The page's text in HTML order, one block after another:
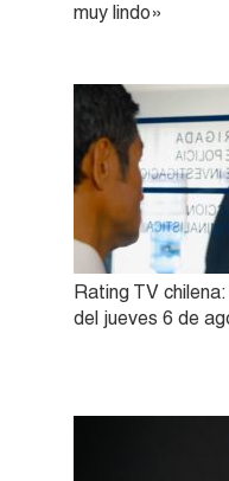
muy lindo»
Rating TV
del jueves 6 de